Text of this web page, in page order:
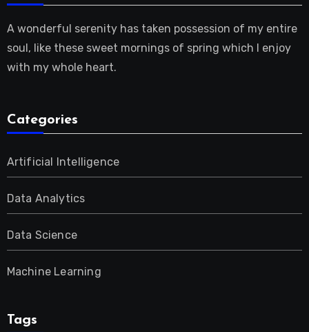
A wonderful serenity has taken possession of my entire
soul, like these sweet mornings of spring which I enjoy
with my whole heart.
Categories
Artificial Intelligence
Data Analytics
Data Science
Machine Learning
Tags